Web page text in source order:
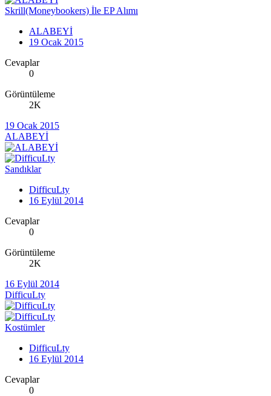
Skrill(Moneybookers) İle EP Alımı
ALABEYİ
19 Ocak 2015
Cevaplar
0
Görüntüleme
2K
19 Ocak 2015
ALABEYİ
Sandıklar
DifficuLty
16 Eylül 2014
Cevaplar
0
Görüntüleme
2K
16 Eylül 2014
DifficuLty
Kostümler
DifficuLty
16 Eylül 2014
Cevaplar
0